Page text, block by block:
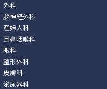
外科
脳神経外科
産婦人科
耳鼻咽喉科
眼科
整形外科
皮膚科
泌尿器科